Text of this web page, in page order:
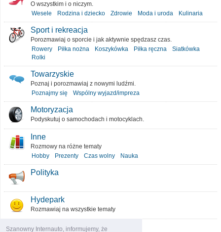
Szanowny Internauto, informujemy, że
O wszystkim i o niczym.
Wesele
Rodzina i dziecko Zdrowie Moda i uroda Kulinaria
Sport i rekreacja
Porozmawiaj o sporcie i jak aktywnie spędzasz czas.
Rowery
Piłka nożna Koszykówka Piłka ręczna
Siatkówka
Rolki
Towarzyskie
Poznaj i porozmawiaj z nowymi ludźmi.
Poznajmy się
Wspólny wyjazd/impreza
Motoryzacja
Podyskutuj o samochodach i motocyklach.
Inne
Rozmowy na różne tematy
Hobby
Prezenty Czas wolny Nauka
Polityka
Hydepark
Rozmawiaj na wszystkie tematy
O portalu